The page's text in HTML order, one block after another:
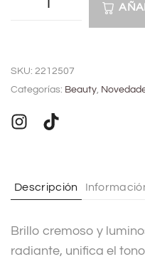
t
e
r
i
e
:
SKU: 2212507
Categorías: Beauty,
Descripción
Brillo cremoso y
radiante, unifica el